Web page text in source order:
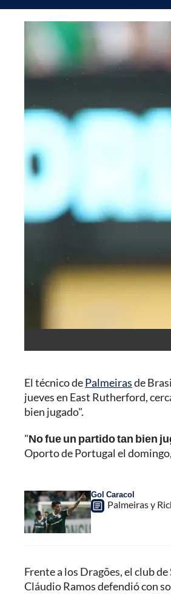
El técnico dePalmeirasde
jueves en East Rutherford,
bien jugado".
"No fue un partido tan bien
Oporto de Portugal el
Gol Caracol
Palmeiras y
Frente a los Dragões, el club
Cláudio Ramos defendió con